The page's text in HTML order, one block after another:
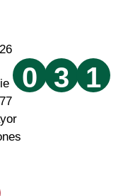
0 3 1